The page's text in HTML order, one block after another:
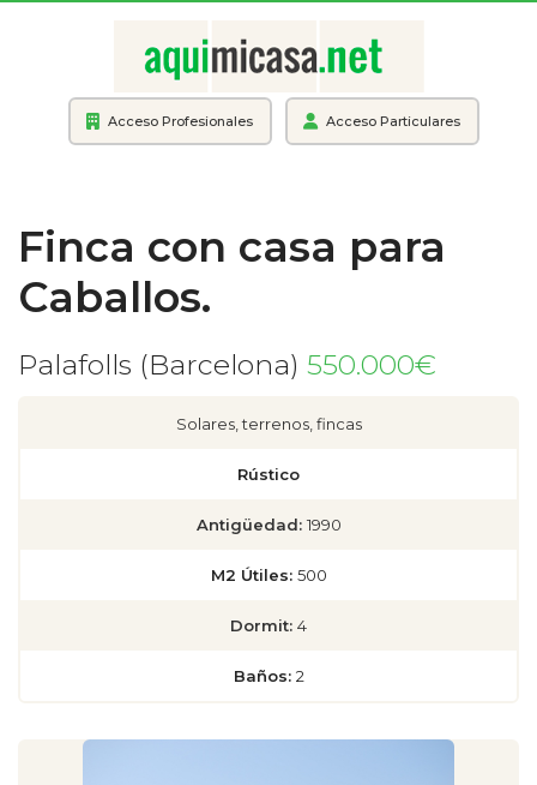
Acceso Profesionales Acceso Particulares
Finca con casa para
Caballos.
Palafolls (Barcelona) 550.000€
Solares, terrenos, fincas
Rústico
Antigüedad: 1990
M2 Útiles: 500
Dormit: 4
Baños: 2